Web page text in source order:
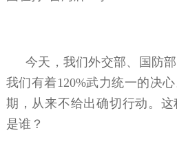
今天，我们外交部、国防
我们有着120%武力统一的决
期，从来不给出确切行动。
是谁？